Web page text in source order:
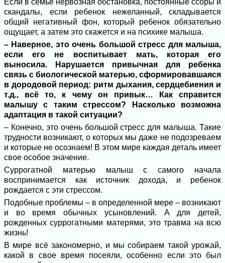
Если в семье нервозная обстановка, постоянные ссоры и
скандалы, если ребенок нежеланный, складывается
общий негативный фон, который ребенок обязательно
ощущает, а затем это скажется и на психике малыша.
– Наверное, это очень большой стресс для малыша,
если его не воспитывает мать, которая его
выносила. Нарушается привычная для ребенка
связь с биологической матерью, сформировавшаяся
в дородовой период: ритм дыхания, сердцебиения и
т.д., всё то, к чему он привык… Как справится
малышу с таким стрессом? Насколько возможна
адаптация в такой ситуации?
– Конечно, это очень большой стресс для малыша. Такие
трудности возникают, о которых мы даже не подозреваем
и которые не осознаем! В этом мире каждая деталь имеет
свое особое значение.
Суррогатной матерью малыш с самого начала
воспринимается как источник дохода, и ребенок
рождается с эти стрессом.
Подобные проблемы – в определенной мере – возникают
и во время обычных усыновлений. А для детей,
рожденных суррогатными матерями, это травма на всю
жизнь!
В мире всё закономерно, и мы собираем такой урожай,
какой в свое время посеяли, особенно если это был